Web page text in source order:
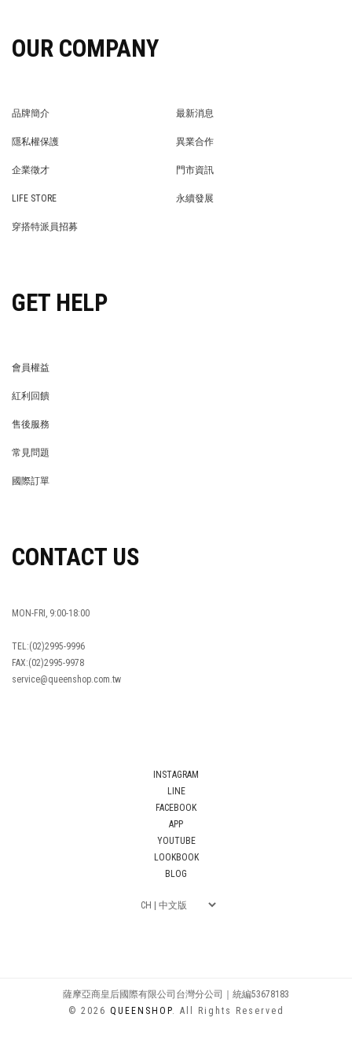
OUR COMPANY
品牌簡介
最新消息
隱私權保護
異業合作
企業徵才
門市資訊
LIFE STORE
永續發展
穿搭特派員招募
GET HELP
會員權益
紅利回饋
售後服務
常見問題
國際訂單
CONTACT US
MON-FRI, 9:00-18:00
TEL:(02)2995-9996
FAX:(02)2995-9978
service@queenshop.com.tw
INSTAGRAM
LINE
FACEBOOK
APP
YOUTUBE
LOOKBOOK
BLOG
薩摩亞商皇后國際有限公司台灣分公司｜統編53678183
© 2026 QUEENSHOP. All Rights Reserved